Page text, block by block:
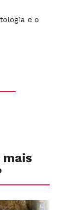
e o
mais